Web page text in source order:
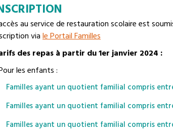
au service de restauration scolaire est
viale Portail Familles
des repas à partir du 1er janvier 2024 :
les enfants :
Familles ayant un quotient familial compris
Familles ayant un quotient familial compris
Familles ayant un quotient familial compris